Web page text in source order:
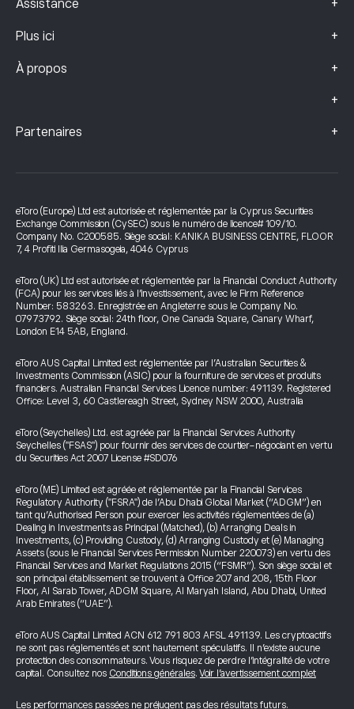
Assistance +
Plus ici +
À propos +
+
Partenaires +
eToro (Europe) Ltd est autorisée et réglementée par la Cyprus Securities
Exchange Commission (CySEC) sous le numéro de licence# 109/10.
Company No. C200585. Siège social: KANIKA BUSINESS CENTRE, FLOOR
7, 4 Profiti Ilia Germasogeia, 4046 Cyprus
eToro (UK) Ltd est autorisée et réglementée par la Financial Conduct Authority
(FCA) pour les services liés à l’investissement, avec le Firm Reference
Number: 583263. Enregistrée en Angleterre sous le Company No.
07973792. Siège social: 24th floor, One Canada Square, Canary Wharf,
London E14 5AB, England.
eToro AUS Capital Limited est réglementée par l’Australian Securities &
Investments Commission (ASIC) pour la fourniture de services et produits
financiers. Australian Financial Services Licence number: 491139. Registered
Office: Level 3, 60 Castlereagh Street, Sydney NSW 2000, Australia
eToro (Seychelles) Ltd. est agréée par la Financial Services Authority
Seychelles ("FSAS") pour fournir des services de courtier-négociant en vertu
du Securities Act 2007 License #SD076
eToro (ME) Limited est agréée et réglementée par la Financial Services
Regulatory Authority ("FSRA") de l’Abu Dhabi Global Market (“ADGM”) en
tant qu’Authorised Person pour exercer les activités réglementées de (a)
Dealing in Investments as Principal (Matched), (b) Arranging Deals in
Investments, (c) Providing Custody, (d) Arranging Custody et (e) Managing
Assets (sous le Financial Services Permission Number 220073) en vertu des
Financial Services and Market Regulations 2015 (“FSMR”). Son siège social et
son principal établissement se trouvent à Office 207 and 208, 15th Floor
Floor, Al Sarab Tower, ADGM Square, Al Maryah Island, Abu Dhabi, United
Arab Emirates (“UAE”).
eToro AUS Capital Limited ACN 612 791 803 AFSL 491139. Les cryptoactifs
ne sont pas réglementés et sont hautement spéculatifs. Il n’existe aucune
protection des consommateurs. Vous risquez de perdre l’intégralité de votre
capital. Consultez nos Conditions générales.Voir l’avertissement complet
Les performances passées ne préjugent pas des résultats futurs.